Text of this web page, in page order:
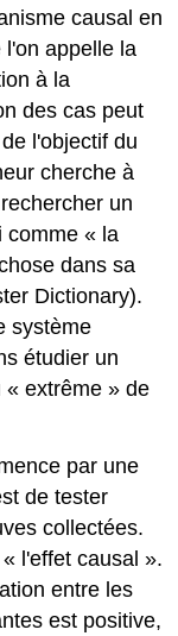
causal en
l'on appelle la
à la
des cas peut
l'objectif du
cherche à
un
comme « la
dans sa
Dictionary).
système
étudier un
« extrême » de
par une
de tester
collectées.
l'effet causal ».
entre les
est positive,